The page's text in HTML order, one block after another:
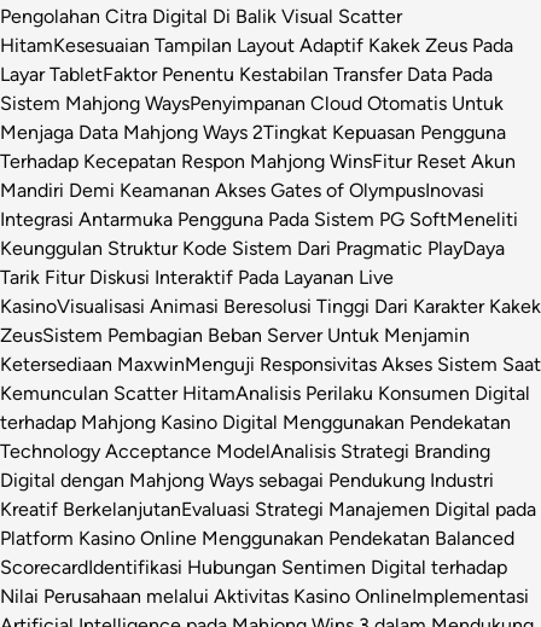
Pengolahan Citra Digital Di Balik Visual Scatter
HitamKesesuaian Tampilan Layout Adaptif Kakek Zeus Pada
Layar TabletFaktor Penentu Kestabilan Transfer Data Pada
Sistem Mahjong WaysPenyimpanan Cloud Otomatis Untuk
Menjaga Data Mahjong Ways 2Tingkat Kepuasan Pengguna
Terhadap Kecepatan Respon Mahjong WinsFitur Reset Akun
Mandiri Demi Keamanan Akses Gates of OlympusInovasi
Integrasi Antarmuka Pengguna Pada Sistem PG SoftMeneliti
Keunggulan Struktur Kode Sistem Dari Pragmatic PlayDaya
Tarik Fitur Diskusi Interaktif Pada Layanan Live
KasinoVisualisasi Animasi Beresolusi Tinggi Dari Karakter Kakek
ZeusSistem Pembagian Beban Server Untuk Menjamin
Ketersediaan MaxwinMenguji Responsivitas Akses Sistem Saat
Kemunculan Scatter HitamAnalisis Perilaku Konsumen Digital
terhadap Mahjong Kasino Digital Menggunakan Pendekatan
Technology Acceptance ModelAnalisis Strategi Branding
Digital dengan Mahjong Ways sebagai Pendukung Industri
Kreatif BerkelanjutanEvaluasi Strategi Manajemen Digital pada
Platform Kasino Online Menggunakan Pendekatan Balanced
ScorecardIdentifikasi Hubungan Sentimen Digital terhadap
Nilai Perusahaan melalui Aktivitas Kasino OnlineImplementasi